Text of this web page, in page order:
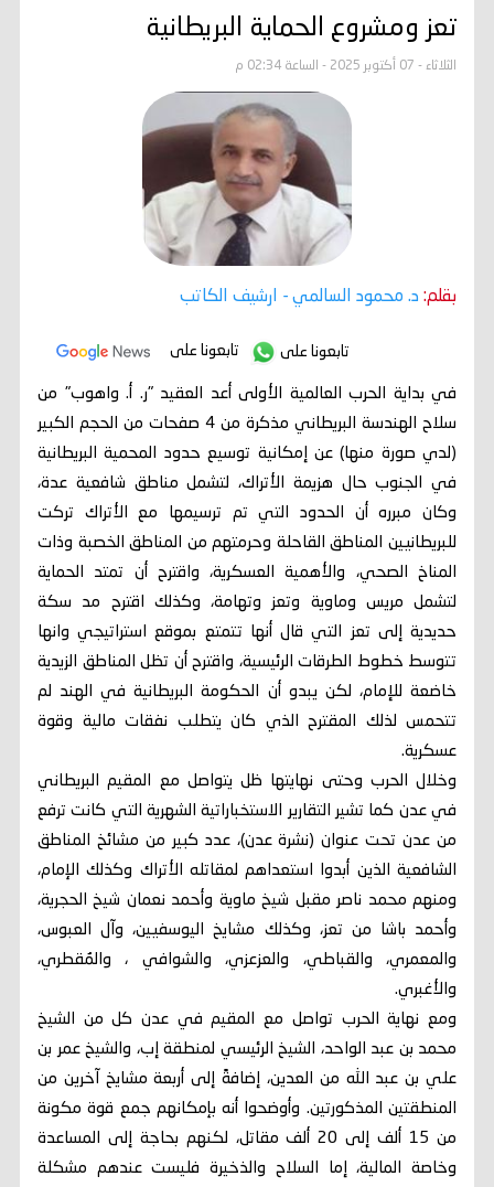
تعز ومشروع الحماية البريطانية
الثلاثاء - 07 أكتوبر 2025 - الساعة 02:34 م
بقلم: د. محمود السالمي - ارشيف الكاتب
تابعونا على تابعونا على
في بداية الحرب العالمية الأولى أعد العقيد "ر. أ. واهوب" من
سلاح الهندسة البريطاني مذكرة من 4 صفحات من الحجم الكبير
(لدي صورة منها) عن إمكانية توسيع حدود المحمية البريطانية
في الجنوب حال هزيمة الأتراك، لتشمل مناطق شافعية عدة،
وكان مبرره أن الحدود التي تم ترسيمها مع الأتراك تركت
للبريطانيين المناطق القاحلة وحرمتهم من المناطق الخصبة وذات
المناخ الصحي، والأهمية العسكرية، واقترح أن تمتد الحماية
لتشمل مريس وماوية وتعز وتهامة، وكذلك اقترح مد سكة
حديدية إلى تعز التي قال أنها تتمتع بموقع استراتيجي وانها
تتوسط خطوط الطرقات الرئيسية، واقترح أن تظل المناطق الزيدية
خاضعة للإمام، لكن يبدو أن الحكومة البريطانية في الهند لم
تتحمس لذلك المقترح الذي كان يتطلب نفقات مالية وقوة
عسكرية.
وخلال الحرب وحتى نهايتها ظل يتواصل مع المقيم البريطاني
في عدن كما تشير التقارير الاستخباراتية الشهرية التي كانت ترفع
من عدن تحت عنوان (نشرة عدن)، عدد كبير من مشائخ المناطق
الشافعية الذين أبدوا استعداهم لمقاتله الأتراك وكذلك الإمام،
ومنهم محمد ناصر مقبل شيخ ماوية وأحمد نعمان شيخ الحجرية،
وأحمد باشا من تعز، وكذلك مشايخ اليوسفيين، وآل العبوس،
والمعمري، والقباطي، والعزعزي، والشوافي ، والمُقطري،
والأغبري.
ومع نهاية الحرب تواصل مع المقيم في عدن كل من الشيخ
محمد بن عبد الواحد، الشيخ الرئيسي لمنطقة إب، والشيخ عمر بن
علي بن عبد الله من العدين، إضافةً إلى أربعة مشايخ آخرين من
المنطقتين المذكورتين. وأوضحوا أنه بإمكانهم جمع قوة مكونة
من 15 ألف إلى 20 ألف مقاتل، لكنهم بحاجة إلى المساعدة
وخاصة المالية، إما السلاح والذخيرة فليست عندهم مشكلة